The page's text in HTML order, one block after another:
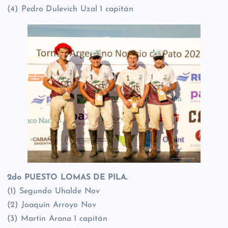
(4) Pedro Dulevich Uzal 1 capitán
2do PUESTO LOMAS DE PILA.
(1) Segundo Uhalde Nov
(2) Joaquín Arroyo Nov
(3) Martin Arana 1 capitán